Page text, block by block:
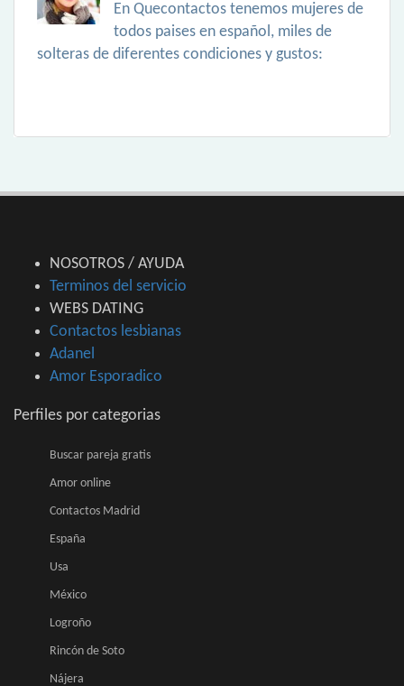
En Quecontactos tenemos mujeres de
todos paises en español, miles de
solteras de diferentes condiciones y gustos:
NOSOTROS / AYUDA
Terminos del servicio
WEBS DATING
Contactos lesbianas
Adanel
Amor Esporadico
Perfiles por categorias
Buscar pareja gratis
Amor online
Contactos Madrid
España
Usa
México
Logroño
Rincón de Soto
Nájera